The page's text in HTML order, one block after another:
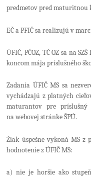
predmetov pred maturitnou
EČ a PFIČ sa realizujú v
ÚFIČ, PČOZ, TČ OZ sa na
koncom mája príslušného
Zadania ÚFIČ MS sa
vychádzajú z platných
maturantov pre
na webovej stránke ŠPÚ.
Žiak úspešne vykoná MS z
hodnotenie z ÚFIČ MS:
a) nie je horšie ako